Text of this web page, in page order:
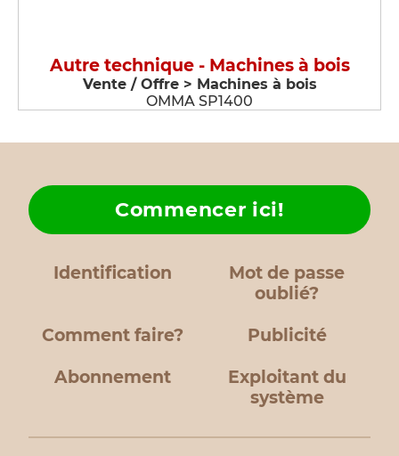
Autre technique - Machines à bois
Vente / Offre > Machines à bois
OMMA SP1400
Identification
Mot de passe
oublié?
Comment faire?
Commencer ici!
Publicité
Abonnement
Exploitant du
système